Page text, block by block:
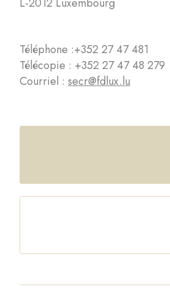
Téléphone :+352 27 47 481
Télécopie : +352 27 47 48 279
Courriel : secr@fdlux.lu